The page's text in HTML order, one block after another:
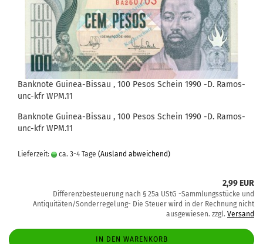
Banknote Guinea-Bissau , 100 Pesos Schein 1990 -D. Ramos-
unc-kfr WPM.11
Banknote Guinea-Bissau , 100 Pesos Schein 1990 -D. Ramos-
unc-kfr WPM.11
Lieferzeit: ca. 3-4 Tage (Ausland abweichend)
2,99 EUR
Differenzbesteuerung nach § 25a UStG -Sammlungsstücke und
Antiquitäten/Sonderregelung- Die Steuer wird in der Rechnung nicht
ausgewiesen. zzgl. Versand
IN DEN WARENKORB